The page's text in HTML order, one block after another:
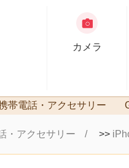
カメラ
帯電話・アクセサリー
・アクセサリー >>